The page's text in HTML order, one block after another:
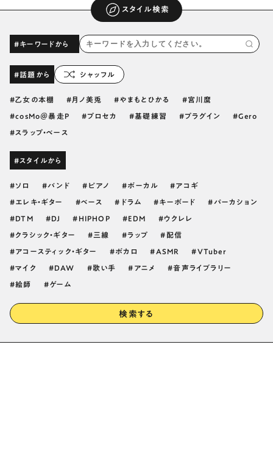
スタイル検索
#キーワードから
#話題から シャッフル
乙女の本棚 月ノ美兎 やまもとひかる 宮川麿
cosMo＠暴走P プロセカ 基礎練習 プラグイン Gero
スラップ・ベース
#スタイルから
ソロ バンド ピアノ ボーカル アコギ
エレキ・ギター ベース ドラム キーボード パーカション
DTM DJ HIPHOP EDM ウクレレ
クラシック・ギター 三線 ラップ 配信
アコースティック・ギター ボカロ ASMR VTuber
マイク DAW 歌い手 アニメ 音声ライブラリー
絵師 ゲーム
検索する